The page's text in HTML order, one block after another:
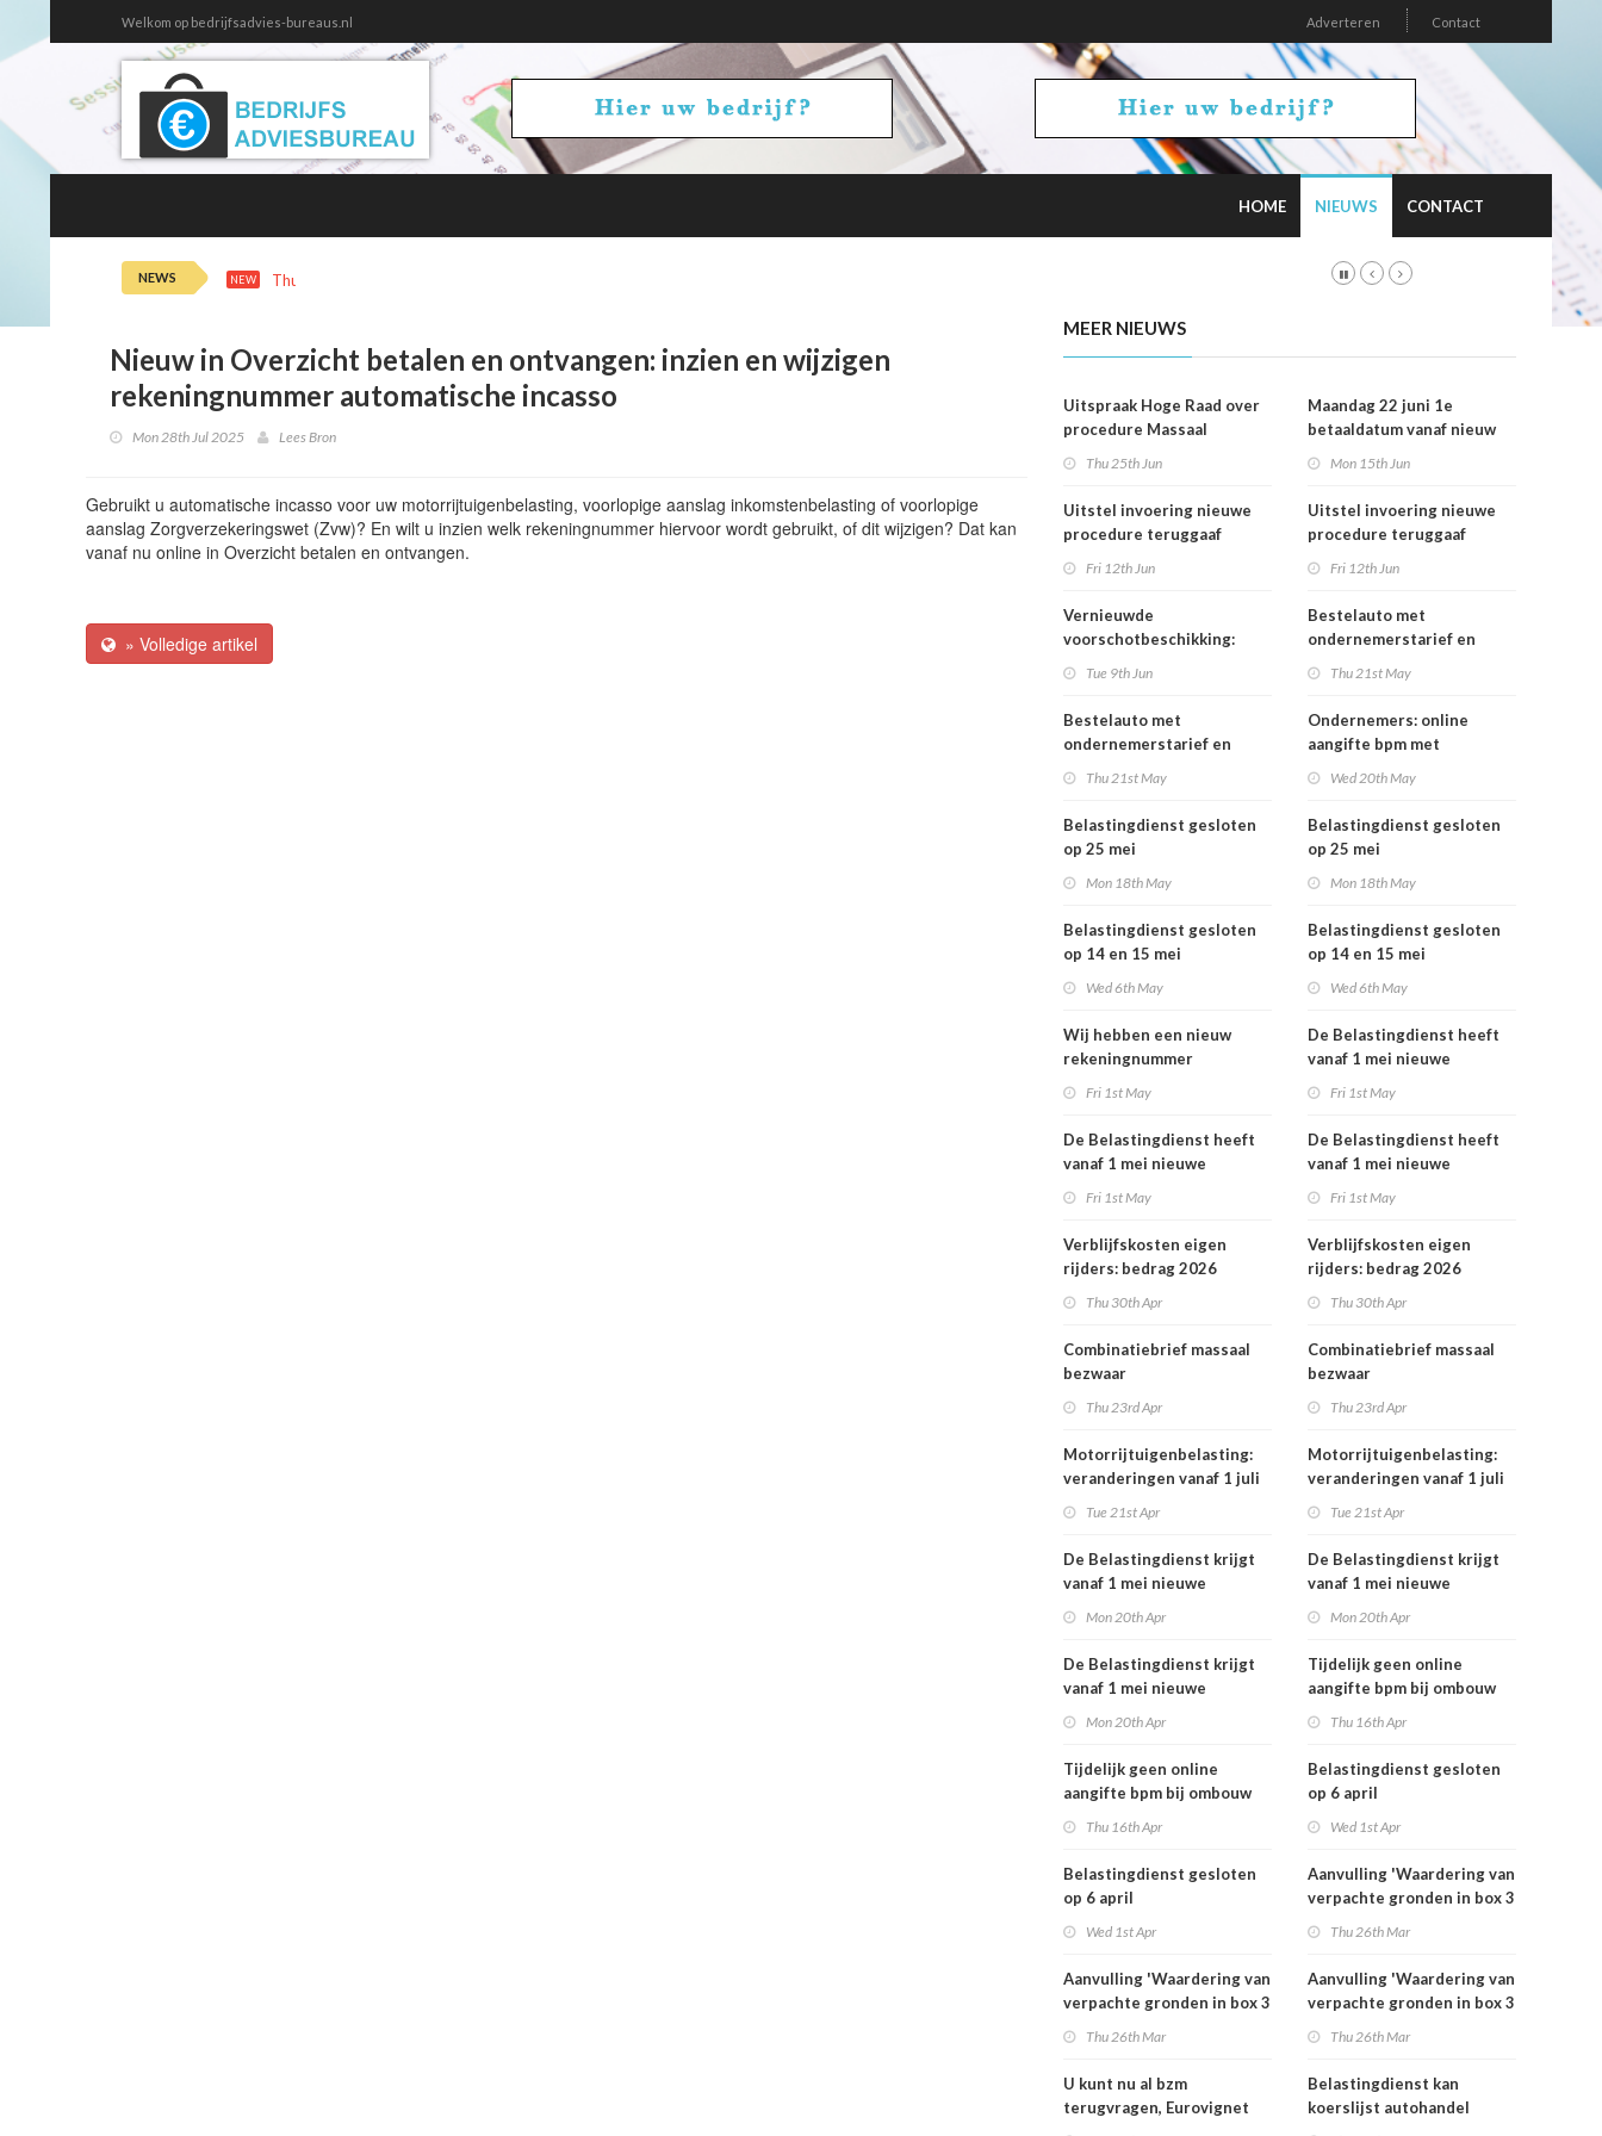
Welkom op bedrijfsadvies-bureaus.nl Adverteren Contact
HOME NIEUWS CONTACT
NEWS NEW Thu 6th 14:30
Nieuw in Overzicht betalen en ontvangen: inzien en wijzigen
rekeningnummer automatische incasso
Mon 28th Jul 2025 Lees Bron
Gebruikt u automatische incasso voor uw motorrijtuigenbelasting, voorlopige aanslag inkomstenbelasting of voorlopige
aanslag Zorgverzekeringswet (Zvw)? En wilt u inzien welk rekeningnummer hiervoor wordt gebruikt, of dit wijzigen? Dat kan
vanaf nu online in Overzicht betalen en ontvangen.
» Volledige artikel
MEER NIEUWS
Uitspraak Hoge Raad over
procedure Massaal
Thu 25th Jun
Uitstel invoering nieuwe
procedure teruggaaf
Fri 12th Jun
Vernieuwde
voorschotbeschikking:
Tue 9th Jun
Bestelauto met
ondernemerstarief en
tijdelijk minder
motorrijtuigenbelasting
Thu 21st May
Belastingdienst gesloten
op 25 mei
Mon 18th May
Belastingdienst gesloten
op 14 en 15 mei
Wed 6th May
Wij hebben een nieuw
rekeningnummer
Fri 1st May
De Belastingdienst heeft
vanaf 1 mei nieuwe
Fri 1st May
Verblijfskosten eigen
rijders: bedrag 2026
Thu 30th Apr
Combinatiebrief massaal
bezwaar
niet meer mogelijk
Thu 23rd Apr
Motorrijtuigenbelasting:
veranderingen vanaf 1 juli
Tue 21st Apr
De Belastingdienst krijgt
vanaf 1 mei nieuwe
Mon 20th Apr
De Belastingdienst krijgt
vanaf 1 mei nieuwe
Mon 20th Apr
Tijdelijk geen online
aangifte bpm bij ombouw
Thu 16th Apr
Belastingdienst gesloten
op 6 april
Wed 1st Apr
Aanvulling 'Waardering van
verpachte gronden in box 3
Thu 26th Mar
U kunt nu al bzm
terugvragen, Eurovignet
Maandag 22 juni 1e
betaaldatum vanaf nieuw
Mon 15th Jun
Uitstel invoering nieuwe
procedure teruggaaf
Fri 12th Jun
Bestelauto met
ondernemerstarief en
tijdelijk minder
motorrijtuigenbelasting
Thu 21st May
Ondernemers: online
aangifte bpm met
Wed 20th May
Belastingdienst gesloten
op 25 mei
Mon 18th May
Belastingdienst gesloten
op 14 en 15 mei
Wed 6th May
De Belastingdienst heeft
vanaf 1 mei nieuwe
Fri 1st May
De Belastingdienst heeft
vanaf 1 mei nieuwe
Fri 1st May
Verblijfskosten eigen
rijders: bedrag 2026
Thu 30th Apr
Combinatiebrief massaal
bezwaar
niet meer mogelijk
Thu 23rd Apr
Motorrijtuigenbelasting:
veranderingen vanaf 1 juli
Tue 21st Apr
De Belastingdienst krijgt
vanaf 1 mei nieuwe
Mon 20th Apr
Tijdelijk geen online
aangifte bpm bij ombouw
Thu 16th Apr
Belastingdienst gesloten
op 6 april
Wed 1st Apr
Aanvulling 'Waardering van
verpachte gronden in box 3
Thu 26th Mar
Aanvulling 'Waardering van
verpachte gronden in box 3
Thu 26th Mar
Belastingdienst kan
koerslijst autohandel